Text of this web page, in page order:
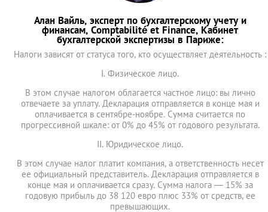
Алан Вайль, эксперт по бухгалтерскому учету и
финансам, Comptabilité et Finance, Кабинет
бухгалтерской экспертизы в Париже:
Налоги зависят от статуса того, кто осуществляет деятельность :
I. Физическое лицо.
В этом случае налогом облагается частное лицо: вы лично
отвечаете за уплату. Декларация отправляется в конце мая и
оплачивается в сентябре-ноябре. Сумма считается по
прогрессивной шкале: от 0% до 45% от годового результата.
II. Юридическое лицо.
В этом случае налог платит компания, а ответственность несет
ее официальный представитель. Декларация отправляется в
конце мая и оплачивается сразу. Сумма налога — 15% за
годовую прибыль до 38 120 евро плюс 33% от средств, ее
превышающих.